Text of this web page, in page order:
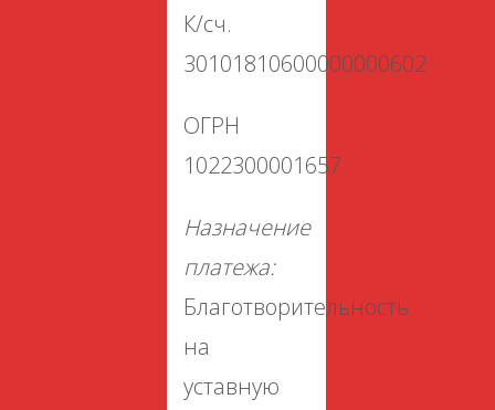
К/сч.
30101810600000000602
ОГРН
1022300001657
Назначение
платежа:
Благотворительность
на
уставную